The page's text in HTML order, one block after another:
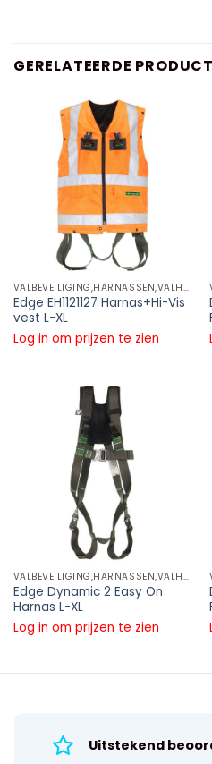
GERELATEERDE
VALBEVEILIGING,HARNASSEN,VALHARNAS
Edge EH1121127 Harnas+Hi-Vis
vest L-XL
Log in om prijzen te zien
VALBEVEILIGING,HARNASSEN,VALHARNAS
Edge Dynamic 2 Easy On
Harnas L-XL
Log in om prijzen te zien
Uitstekend